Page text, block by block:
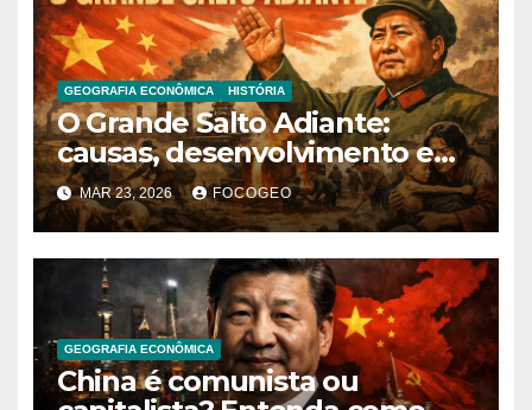
GEOGRAFIA ECONÔMICA HISTÓRIA
O Grande Salto Adiante:
causas, desenvolvimento e
consequências de uma das
políticas mais controversas
da China
MAR 23, 2026 FOCOGEO
GEOGRAFIA ECONÔMICA
China é comunista ou